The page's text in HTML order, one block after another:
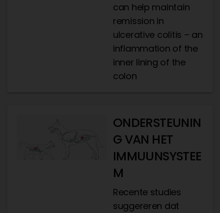
can help maintain
remission in
ulcerative colitis – an
inflammation of the
inner lining of the
colon
ONDERSTEUNIN
G VAN HET
IMMUUNSYSTEE
M
Recente studies
suggereren dat